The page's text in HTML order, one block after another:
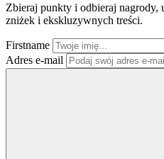
Zbieraj punkty i odbieraj nagrody,
zniżek i ekskluzywnych treści.
Firstname
Adres e-mail